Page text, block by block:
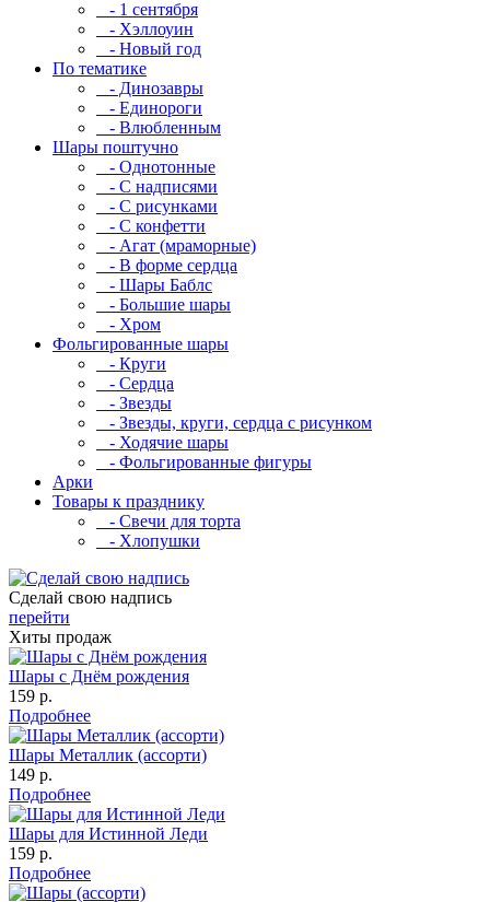
- 1 сентября
- Хэллоуин
- Новый год
По тематике
- Динозавры
- Единороги
- Влюбленным
Шары поштучно
- Однотонные
- С надписями
- С рисунками
- С конфетти
- Агат (мраморные)
- В форме сердца
- Шары Баблс
- Большие шары
- Хром
Фольгированные шары
- Круги
- Сердца
- Звезды
- Звезды, круги, сердца с рисунком
- Ходячие шары
- Фольгированные фигуры
Арки
Товары к празднику
- Свечи для торта
- Хлопушки
Сделай свою надпись
перейти
Хиты продаж
Шары с Днём рождения
159 р.
Подробнее
Шары Металлик (ассорти)
149 р.
Подробнее
Шары для Истинной Леди
159 р.
Подробнее